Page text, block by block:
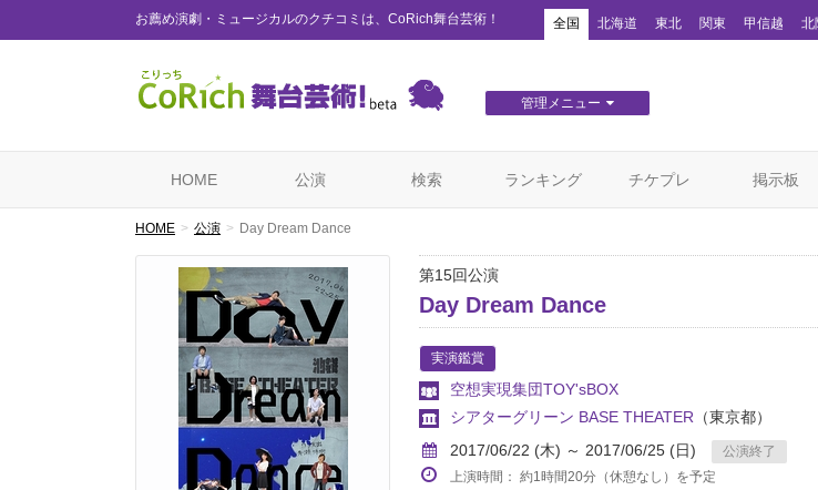
お薦め演劇・ミュージカルのクチコミは、CoRich舞台芸術！ 全国 北海道 東北 関東 甲信越 北
管理メニュー
HOME 公演 検索 ランキング チケプレ 掲示板
HOME 公演 Day Dream Dance
第15回公演
Day Dream Dance
実演鑑賞
空想実現集団TOY'sBOX
シアターグリーン BASE THEATER （東京都）
2017/06/22 (木) ～ 2017/06/25 (日)
公演終了
上演時間： 約1時間20分（休憩なし）を予定